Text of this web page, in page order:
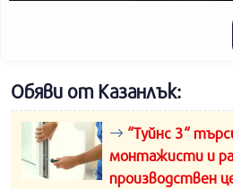
Обяви от Казанлък:
“Туйнс 3“
монтажисти и
производствен